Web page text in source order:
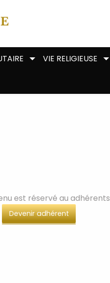
VIE RELIGIEUSE
est réservé au adhérents
Devenir adhérent